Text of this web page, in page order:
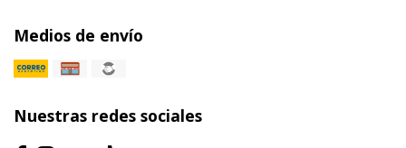
Medios de envío
Nuestras redes sociales